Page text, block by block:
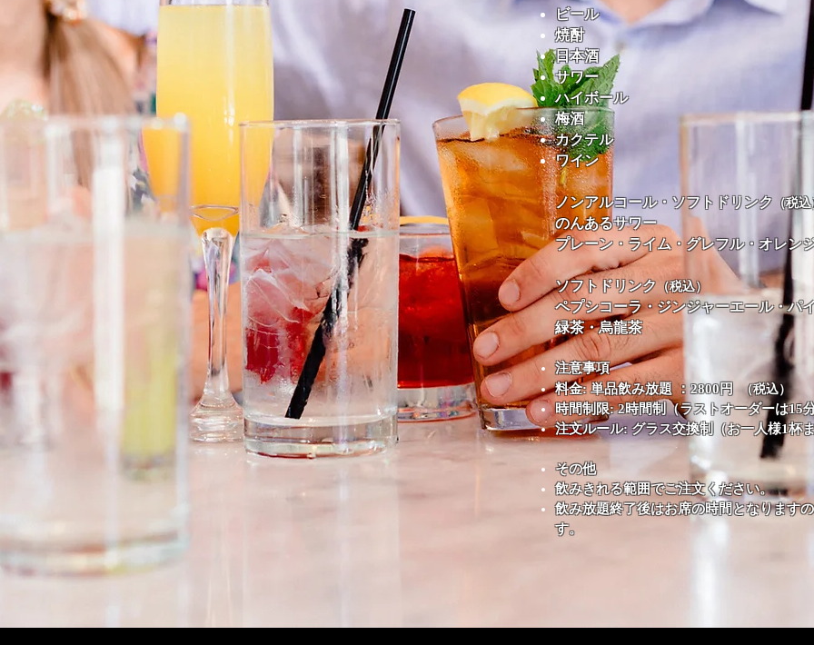
ビール
焼酎
日本酒
サワー
ハイボール
梅酒
カクテル
ワイン
ノンアルコール・ソフトドリンク （税
のんあるサワー
プレーン・ライム・グレフル・オレン
ソフトドリンク （税込）
ペプシコーラ・ジンジャーエール・パ
緑茶・烏龍茶
注意事項
料金: 単品飲み放題：2800円（税込）
時間制限: 2時間制（ラストオーダーは15
注文ルール: グラス交換制（お一人様1杯
その他
飲みきれる範囲でご注文ください。
飲み放題終了後はお席の時間となります
す。